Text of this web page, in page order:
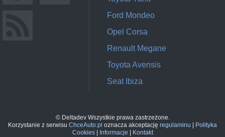
Ford Mondeo
Opel Corsa
Renault Megane
Toyota Avensis
Seat Ibiza
© Deltadev Wszystkie prawa zastrzeżone.
Korzystanie z serwisu ChceAuto.pl oznacza akceptację regulaminu
Polityka
Cookies| Informacje Kontakt